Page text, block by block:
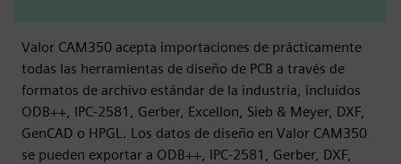
Valor CAM350 acepta importaciones de prácticamente
todas las herramientas de diseño de PCB a través de
formatos de archivo estándar de la industria, incluidos
ODB++, IPC-2581, Gerber, Excellon, Sieb & Meyer, DXF,
GenCAD o HPGL. Los datos de diseño en Valor CAM350
se pueden exportar a ODB++, IPC-2581, Gerber, DXF,